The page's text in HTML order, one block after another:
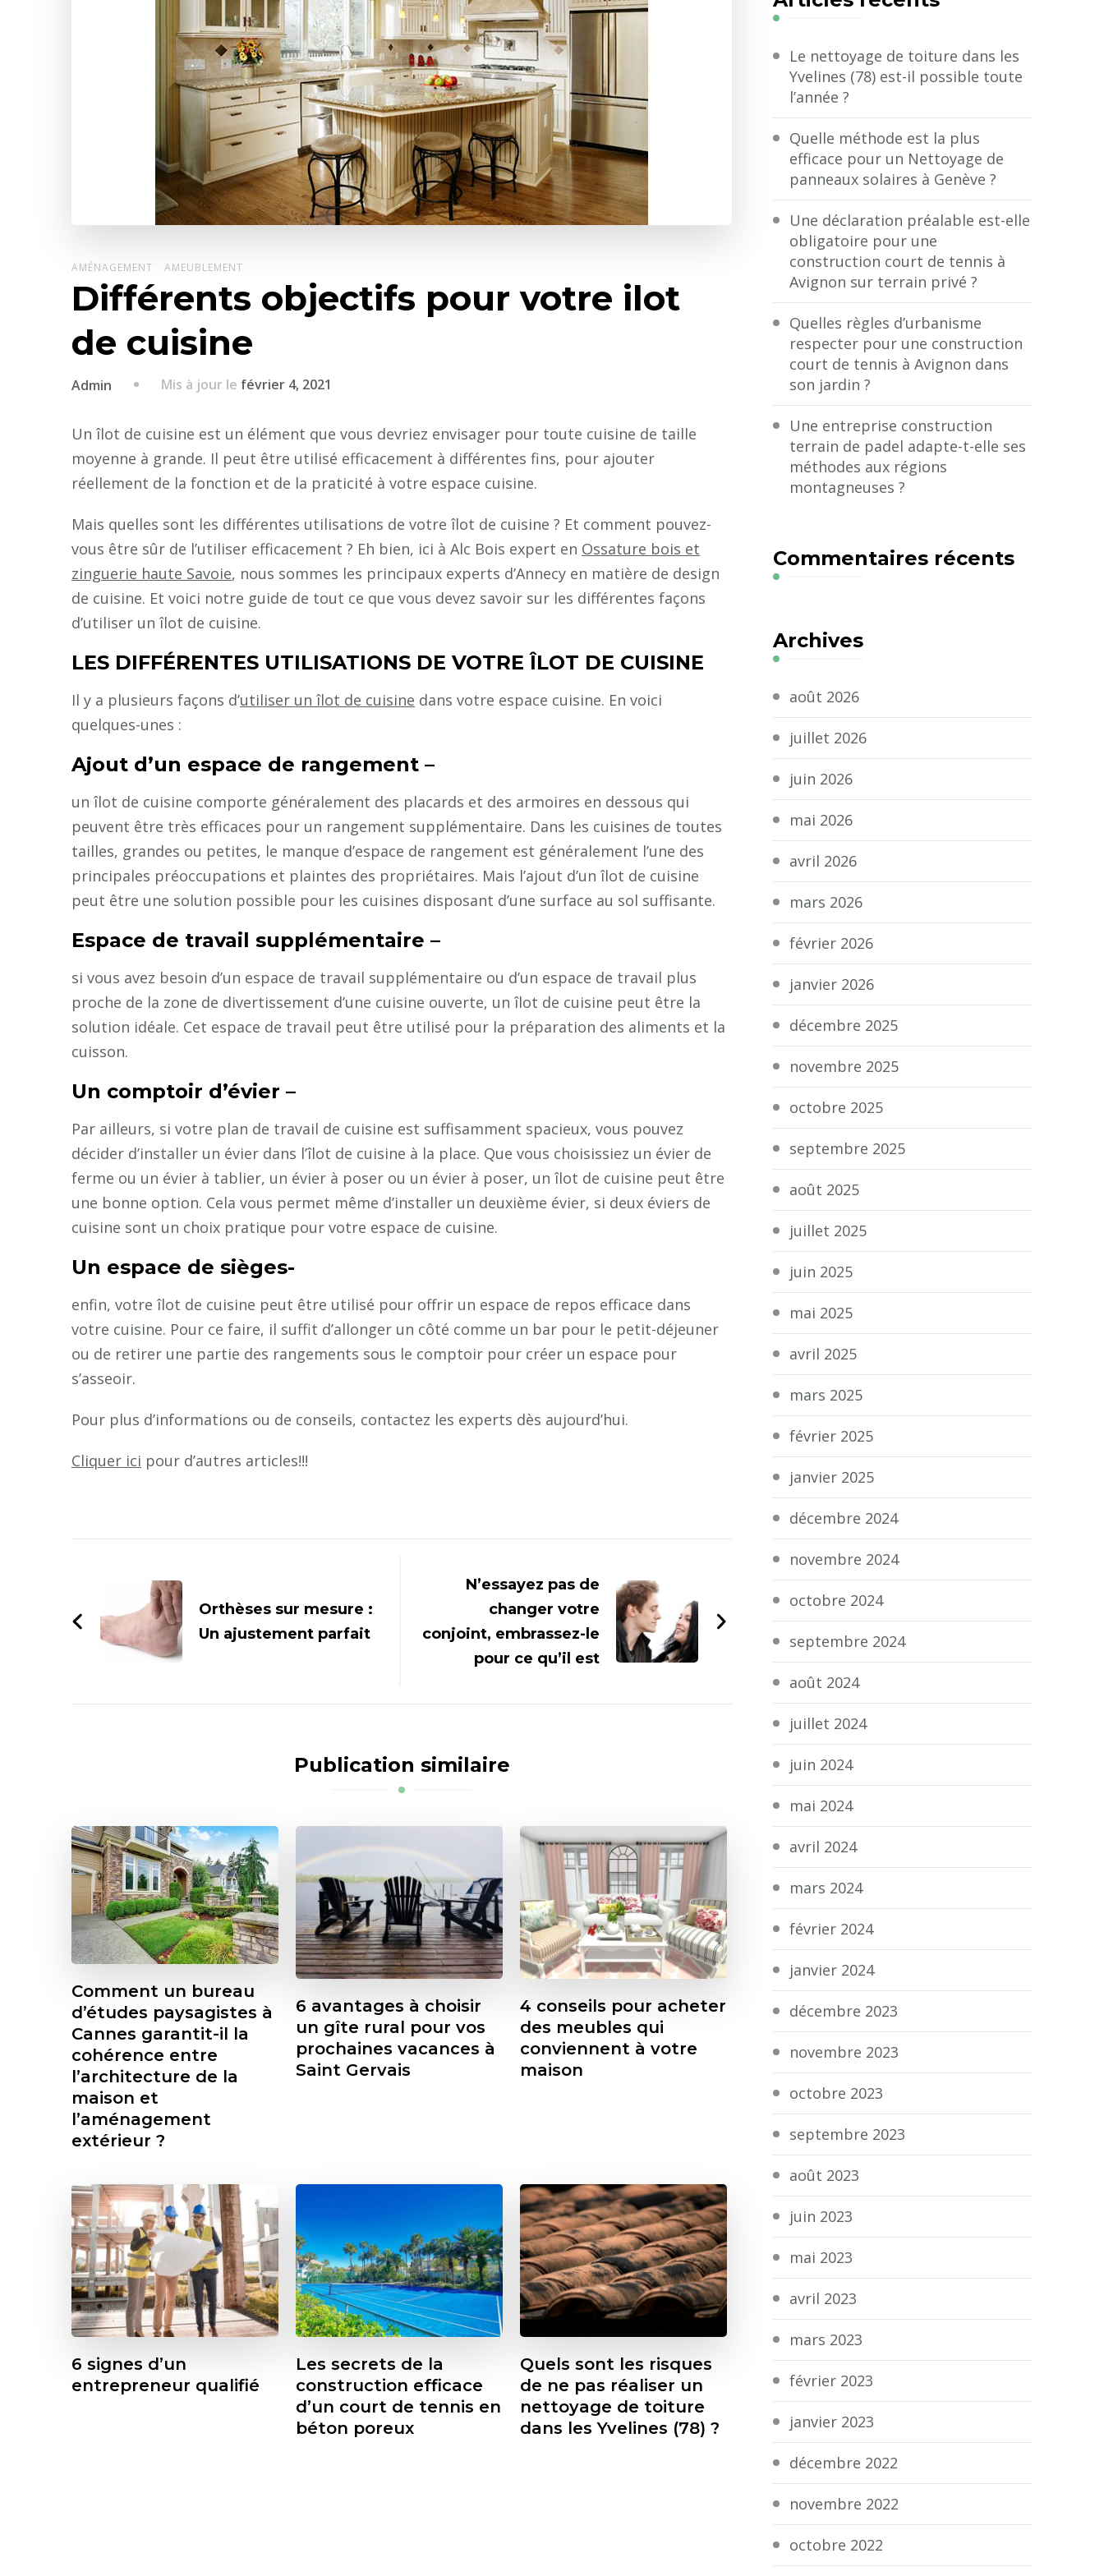
AMÉNAGEMENT AMEUBLEMENT
Différents objectifs pour votre ilot
de cuisine
Admin Mis à jour le février 4, 2021
Un îlot de cuisine est un élément que vous devriez envisager pour toute cuisine de taille
moyenne à grande. Il peut être utilisé efficacement à différentes fins, pour ajouter
réellement de la fonction et de la praticité à votre espace cuisine.
Mais quelles sont les différentes utilisations de votre îlot de cuisine ? Et comment pouvez-
vous être sûr de l’utiliser efficacement ? Eh bien, ici à Alc Bois expert en Ossature bois et
zinguerie haute Savoie, nous sommes les principaux experts d’Annecy en matière de design
de cuisine. Et voici notre guide de tout ce que vous devez savoir sur les différentes façons
d’utiliser un îlot de cuisine.
LES DIFFÉRENTES UTILISATIONS DE VOTRE ÎLOT DE CUISINE
Il y a plusieurs façons d’utiliser un îlot de cuisine dans votre espace cuisine. En voici
quelques-unes :
Ajout d’un espace de rangement –
un îlot de cuisine comporte généralement des placards et des armoires en dessous qui
peuvent être très efficaces pour un rangement supplémentaire. Dans les cuisines de toutes
tailles, grandes ou petites, le manque d’espace de rangement est généralement l’une des
principales préoccupations et plaintes des propriétaires. Mais l’ajout d’un îlot de cuisine
peut être une solution possible pour les cuisines disposant d’une surface au sol suffisante.
Espace de travail supplémentaire –
si vous avez besoin d’un espace de travail supplémentaire ou d’un espace de travail plus
proche de la zone de divertissement d’une cuisine ouverte, un îlot de cuisine peut être la
solution idéale. Cet espace de travail peut être utilisé pour la préparation des aliments et la
cuisson.
Un comptoir d’évier –
Par ailleurs, si votre plan de travail de cuisine est suffisamment spacieux, vous pouvez
décider d’installer un évier dans l’îlot de cuisine à la place. Que vous choisissiez un évier de
ferme ou un évier à tablier, un évier à poser ou un évier à poser, un îlot de cuisine peut être
une bonne option. Cela vous permet même d’installer un deuxième évier, si deux éviers de
cuisine sont un choix pratique pour votre espace de cuisine.
Un espace de sièges-
enfin, votre îlot de cuisine peut être utilisé pour offrir un espace de repos efficace dans
votre cuisine. Pour ce faire, il suffit d’allonger un côté comme un bar pour le petit-déjeuner
ou de retirer une partie des rangements sous le comptoir pour créer un espace pour
s’asseoir.
Pour plus d’informations ou de conseils, contactez les experts dès aujourd’hui.
Cliquer ici pour d’autres articles!!!
d'article
Orthèses sur mesure :
Un ajustement parfait
N’essayez pas de
changer votre
conjoint, embrassez-le
pour ce qu’il est
Publication similaire
Comment un bureau
d’études paysagistes à
Cannes garantit-il la
cohérence entre
l’architecture de la
maison et
l’aménagement
extérieur ?
6 avantages à choisir
un gîte rural pour vos
prochaines vacances à
Saint Gervais
4 conseils pour acheter
des meubles qui
conviennent à votre
maison
6 signes d’un
entrepreneur qualifié
Les secrets de la
construction efficace
d’un court de tennis en
béton poreux
Quels sont les risques
de ne pas réaliser un
nettoyage de toiture
dans les Yvelines (78) ?
?
Le nettoyage de toiture dans les
Yvelines (78) est-il possible toute
l’année ?
Quelle méthode est la plus
efficace pour un Nettoyage de
panneaux solaires à Genève ?
Une déclaration préalable est-elle
obligatoire pour une
construction court de tennis à
Avignon sur terrain privé ?
Quelles règles d’urbanisme
respecter pour une construction
court de tennis à Avignon dans
son jardin ?
Une entreprise construction
terrain de padel adapte-t-elle ses
méthodes aux régions
montagneuses ?
Commentaires récents
Archives
août 2026
juillet 2026
juin 2026
mai 2026
avril 2026
mars 2026
février 2026
janvier 2026
décembre 2025
novembre 2025
octobre 2025
septembre 2025
août 2025
juillet 2025
juin 2025
mai 2025
avril 2025
mars 2025
février 2025
janvier 2025
décembre 2024
novembre 2024
octobre 2024
septembre 2024
août 2024
juillet 2024
juin 2024
mai 2024
avril 2024
mars 2024
février 2024
janvier 2024
décembre 2023
novembre 2023
octobre 2023
septembre 2023
août 2023
juin 2023
mai 2023
avril 2023
mars 2023
février 2023
janvier 2023
décembre 2022
novembre 2022
octobre 2022